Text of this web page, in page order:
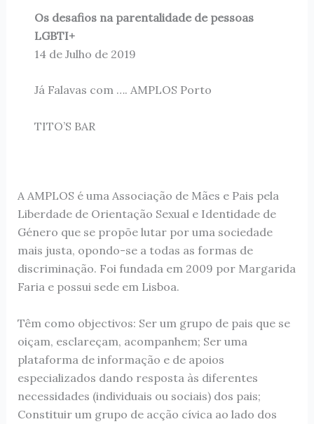
Os desafios na parentalidade de pessoas
LGBTI+
14 de Julho de 2019
Já Falavas com …. AMPLOS Porto
TITO’S BAR
A AMPLOS é uma Associação de Mães e Pais pela
Liberdade de Orientação Sexual e Identidade de
Género que se propõe lutar por uma sociedade
mais justa, opondo-se a todas as formas de
discriminação. Foi fundada em 2009 por Margarida
Faria e possui sede em Lisboa.
Têm como objectivos: Ser um grupo de pais que se
oiçam, esclareçam, acompanhem; Ser uma
plataforma de informação e de apoios
especializados dando resposta às diferentes
necessidades (individuais ou sociais) dos pais;
Constituir um grupo de acção cívica ao lado dos